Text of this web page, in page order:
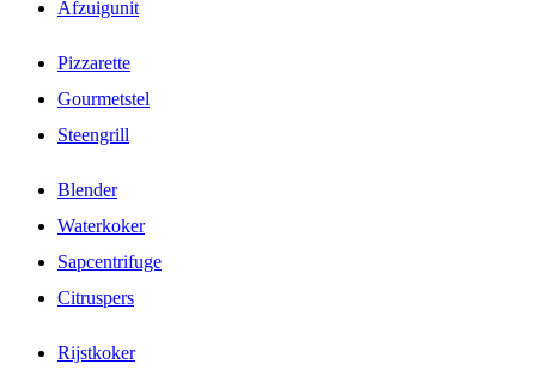
Afzuigunit
Pizzarette
Gourmetstel
Steengrill
Blender
Waterkoker
Sapcentrifuge
Citruspers
Rijstkoker